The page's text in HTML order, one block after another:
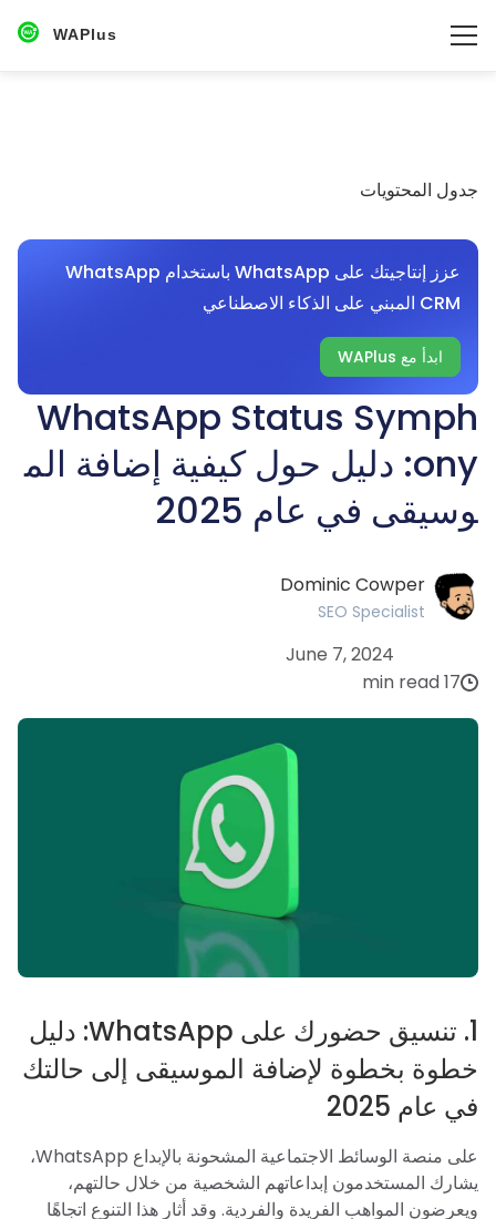
WAPlus
WhatsApp Status Symph
ony: دليل حول كيفية إضافة الم
وسيقى في عام 2025
Dominic Cowper
SEO Specialist
June 7, 2024
17 min read
1. تنسيق حضورك على WhatsApp: دليل
خطوة بخطوة لإضافة الموسيقى إلى حالتك
في عام 2025
على منصة الوسائط الاجتماعية المشحونة بالإبداع WhatsApp،
يشارك المستخدمون إبداعاتهم الشخصية من خلال حالتهم،
ويعرضون المواهب الفريدة والفردية. وقد أثار هذا التنوع اتجاهًا
جدول المحتويات
عزز إنتاجيتك على WhatsApp باستخدام WhatsApp
CRM المبني على الذكاء الاصطناعي
ابدأ مع WAPlus